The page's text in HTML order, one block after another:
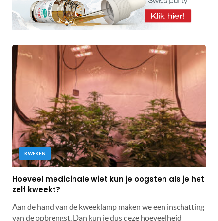
KWEKEN
Hoeveel medicinale wiet kun je oogsten als je het
zelf kweekt?
Aan de hand van de kweeklamp maken we een inschatting
van de opbrengst. Dan kun je dus deze hoeveelheid